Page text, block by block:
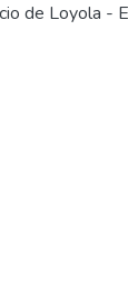
de Loyola -